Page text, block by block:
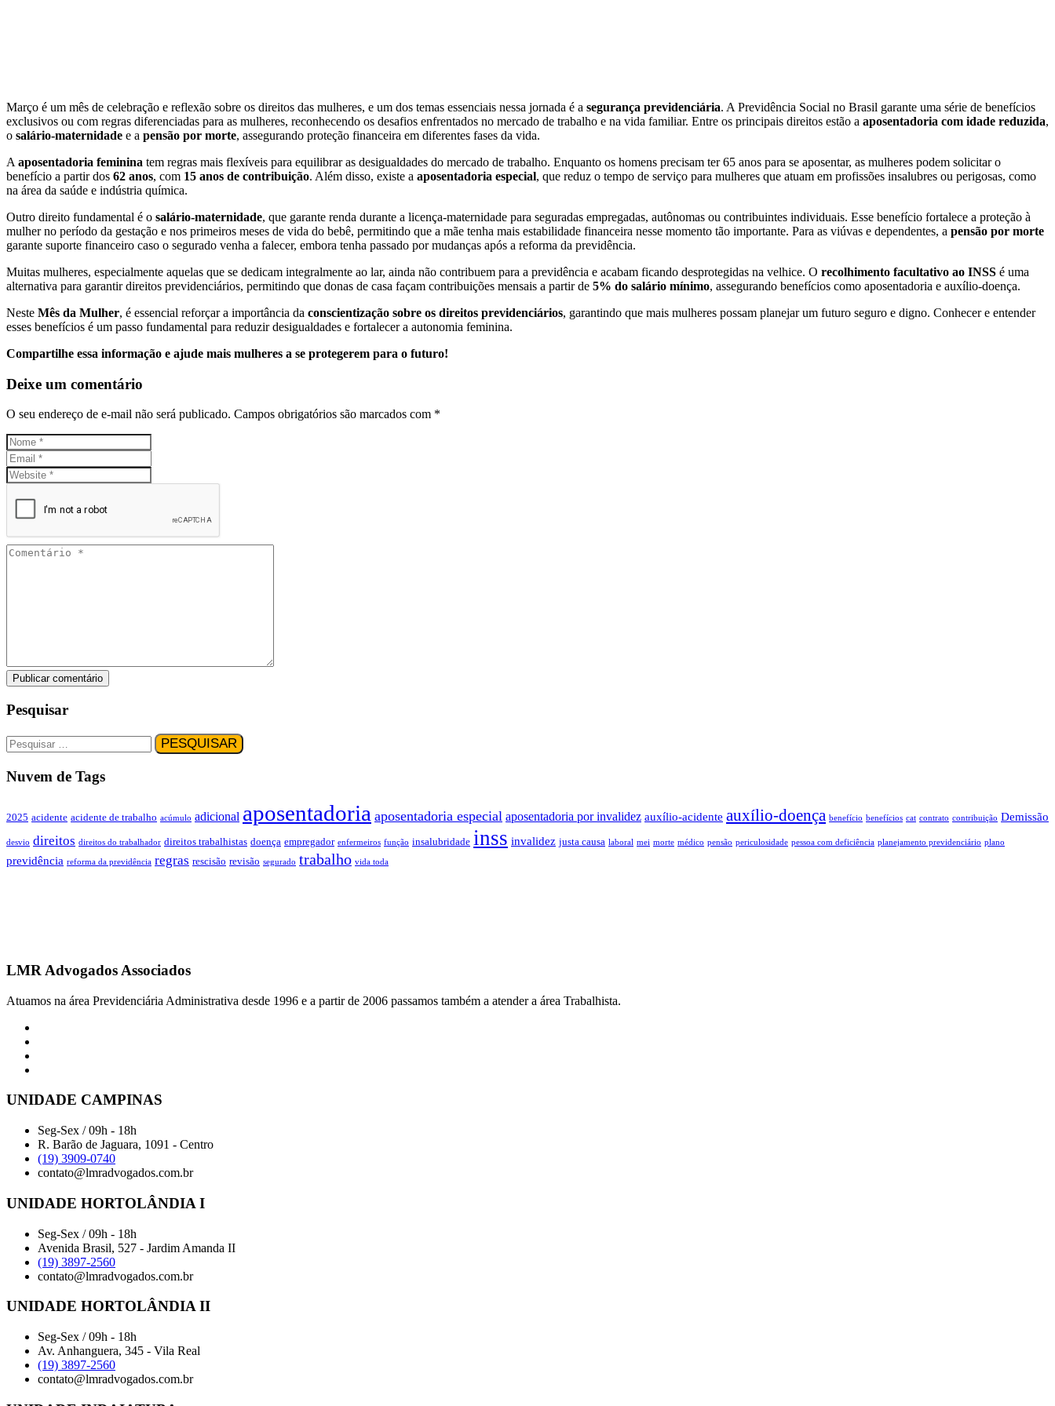
Março é um mês de celebração e reflexão sobre os direitos das mulheres, e um dos temas essenciais nessa jornada é a segurança previdenciária. A Previdência Social no Brasil garante uma série de benefícios
exclusivos ou com regras diferenciadas para as mulheres, reconhecendo os desafios enfrentados no mercado de trabalho e na vida familiar. Entre os principais direitos estão a aposentadoria com idade reduzida,
o salário-maternidade e a pensão por morte, assegurando proteção financeira em diferentes fases da vida.
A aposentadoria feminina tem regras mais flexíveis para equilibrar as desigualdades do mercado de trabalho. Enquanto os homens precisam ter 65 anos para se aposentar, as mulheres podem solicitar o
benefício a partir dos 62 anos, com 15 anos de contribuição. Além disso, existe a aposentadoria especial, que reduz o tempo de serviço para mulheres que atuam em profissões insalubres ou perigosas, como
na área da saúde e indústria química.
Outro direito fundamental é o salário-maternidade, que garante renda durante a licença-maternidade para seguradas empregadas, autônomas ou contribuintes individuais. Esse benefício fortalece a proteção à
mulher no período da gestação e nos primeiros meses de vida do bebê, permitindo que a mãe tenha mais estabilidade financeira nesse momento tão importante. Para as viúvas e dependentes, a pensão por morte
garante suporte financeiro caso o segurado venha a falecer, embora tenha passado por mudanças após a reforma da previdência.
Muitas mulheres, especialmente aquelas que se dedicam integralmente ao lar, ainda não contribuem para a previdência e acabam ficando desprotegidas na velhice. O recolhimento facultativo ao INSS é uma
alternativa para garantir direitos previdenciários, permitindo que donas de casa façam contribuições mensais a partir de 5% do salário mínimo, assegurando benefícios como aposentadoria e auxílio-doença.
Neste Mês da Mulher, é essencial reforçar a importância da conscientização sobre os direitos previdenciários, garantindo que mais mulheres possam planejar um futuro seguro e digno. Conhecer e entender
esses benefícios é um passo fundamental para reduzir desigualdades e fortalecer a autonomia feminina.
Compartilhe essa informação e ajude mais mulheres a se protegerem para o futuro!
Deixe um comentário
O seu endereço de e-mail não será publicado. Campos obrigatórios são marcados com *
Pesquisar
Nuvem de Tags
2025 acidente acidente de trabalho acúmulo adicional aposentadoria aposentadoria especial aposentadoria por invalidez auxílio-acidente auxílio-doença benefício benefícios cat contrato contribuição Demissão
desvio direitos direitos do trabalhador direitos trabalhistas doença empregador enfermeiros função insalubridade inss invalidez justa causa laboral mei morte médico pensão periculosidade pessoa com deficiência planejamento previdenciário plano
previdência reforma da previdência regras rescisão revisão segurado trabalho vida toda
LMR Advogados Associados
Atuamos na área Previdenciária Administrativa desde 1996 e a partir de 2006 passamos também a atender a área Trabalhista.
UNIDADE CAMPINAS
Seg-Sex / 09h - 18h
R. Barão de Jaguara, 1091 - Centro
(19) 3909-0740
contato@lmradvogados.com.br
UNIDADE HORTOLÂNDIA I
Seg-Sex / 09h - 18h
Avenida Brasil, 527 - Jardim Amanda II
(19) 3897-2560
contato@lmradvogados.com.br
UNIDADE HORTOLÂNDIA II
Seg-Sex / 09h - 18h
Av. Anhanguera, 345 - Vila Real
(19) 3897-2560
contato@lmradvogados.com.br